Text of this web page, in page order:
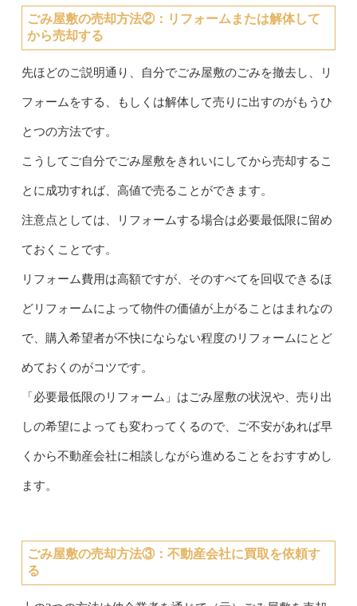
ごみ屋敷の売却方法②： リフォームまたは解体して
から売却する
先ほどのご説明通り、自分でごみ屋敷のごみを撤去し、リ
フォームをする、もしくは解体して売りに出すのがもうひ
とつの方法です。
こうしてご自分でごみ屋敷をきれいにしてから売却するこ
とに成功すれば、高値で売ることができます。
注意点としては、リフォームする場合は必要最低限に留め
ておくことです。
リフォーム費用は高額ですが、そのすべてを回収できるほ
どリフォームによって物件の価値が上がることはまれなの
で、購入希望者が不快にならない程度のリフォームにとど
めておくのがコツです。
「必要最低限のリフォーム」はごみ屋敷の状況や、売り出
しの希望によっても変わってくるので、ご不安があれば早
くから不動産会社に相談しながら進めることをおすすめし
ます。
ごみ屋敷の売却方法③： 不動産会社に買取を依頼す
る